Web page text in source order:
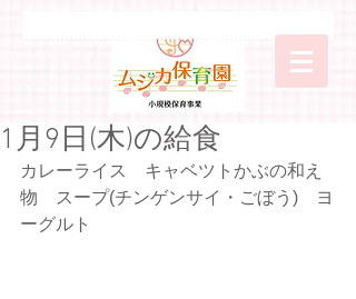
1月9日(木)の給食
カレーライス　キャベツトかぶの和え
物　スープ(チンゲンサイ・ごぼう)　ヨ
ーグルト